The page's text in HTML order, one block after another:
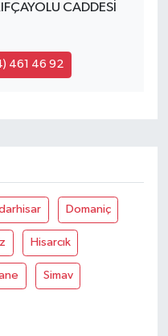
CADDESİ
461 46 92
Domaniç
Hisarcık
Simav